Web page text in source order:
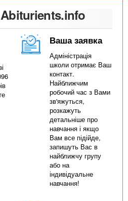
Ваша заявка
Адміністрація
школи отримає Ваш
контакт.
Найближчим
робочий час з Вами
зв'яжуться,
розкажуть
детальніше про
навчання і якщо
Вам все підійде,
запишуть Вас в
найближчу групу
або на
індивідуальне
навчання!